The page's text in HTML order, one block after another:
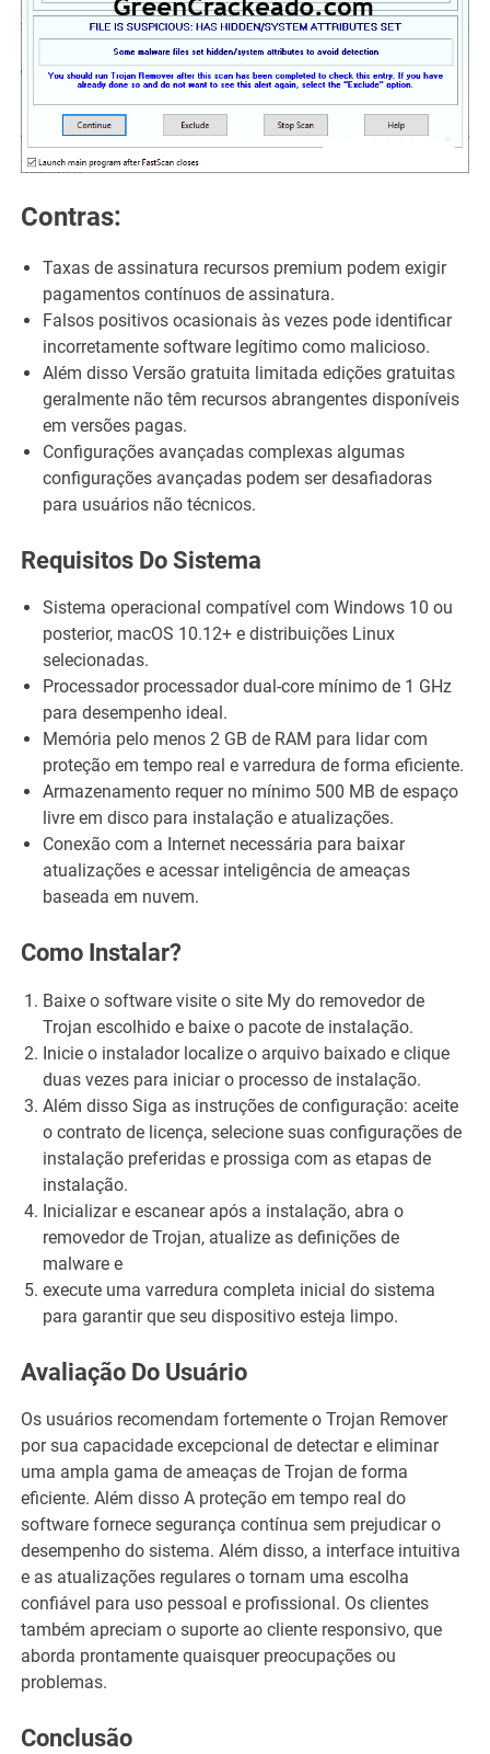
Contras:
Taxas de assinatura recursos premium podem exigir
pagamentos contínuos de assinatura.
Falsos positivos ocasionais às vezes pode identificar
incorretamente software legítimo como malicioso.
Além disso Versão gratuita limitada edições gratuitas
geralmente não têm recursos abrangentes disponíveis
em versões pagas.
Configurações avançadas complexas algumas
configurações avançadas podem ser desafiadoras
para usuários não técnicos.
Requisitos Do Sistema
Sistema operacional compatível com Windows 10 ou
posterior, macOS 10.12+ e distribuições Linux
selecionadas.
Processador processador dual-core mínimo de 1 GHz
para desempenho ideal.
Memória pelo menos 2 GB de RAM para lidar com
proteção em tempo real e varredura de forma eficiente.
Armazenamento requer no mínimo 500 MB de espaço
livre em disco para instalação e atualizações.
Conexão com a Internet necessária para baixar
atualizações e acessar inteligência de ameaças
baseada em nuvem.
Como Instalar?
Baixe o software visite o site My do removedor de
Trojan escolhido e baixe o pacote de instalação.
Inicie o instalador localize o arquivo baixado e clique
duas vezes para iniciar o processo de instalação.
Além disso Siga as instruções de configuração: aceite
o contrato de licença, selecione suas configurações de
instalação preferidas e prossiga com as etapas de
instalação.
Inicializar e escanear após a instalação, abra o
removedor de Trojan, atualize as definições de
malware e
execute uma varredura completa inicial do sistema
para garantir que seu dispositivo esteja limpo.
Avaliação Do Usuário
Os usuários recomendam fortemente o Trojan Remover
por sua capacidade excepcional de detectar e eliminar
uma ampla gama de ameaças de Trojan de forma
eficiente. Além disso A proteção em tempo real do
software fornece segurança contínua sem prejudicar o
desempenho do sistema. Além disso, a interface intuitiva
e as atualizações regulares o tornam uma escolha
confiável para uso pessoal e profissional. Os clientes
também apreciam o suporte ao cliente responsivo, que
aborda prontamente quaisquer preocupações ou
problemas.
Conclusão